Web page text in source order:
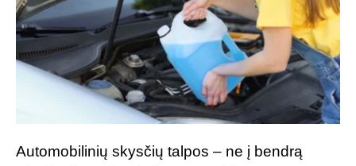
Automobilinių skysčių talpos – ne į bendrą